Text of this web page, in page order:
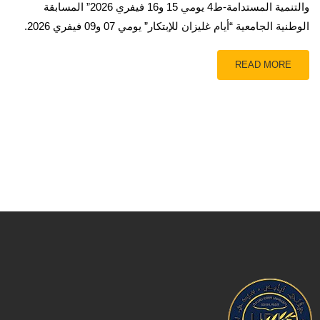
والتنمية المستدامة-ط4 يومي 15 و16 فيفري 2026” المسابقة
الوطنية الجامعية “أيام غليزان للإبتكار” يومي 07 و09 فيفري 2026.
READ MORE